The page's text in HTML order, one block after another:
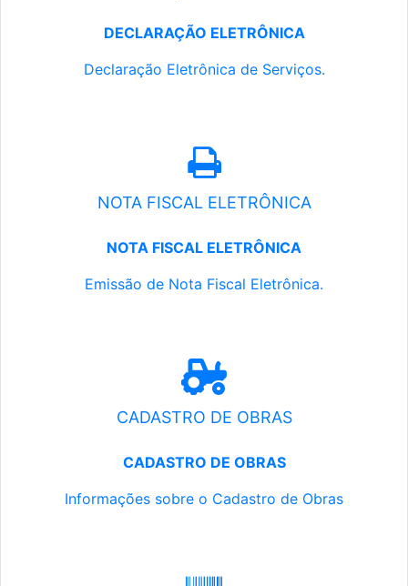
DECLARAÇÃO ELETRÔNICA
Declaração Eletrônica de Serviços.
NOTA FISCAL ELETRÔNICA
NOTA FISCAL ELETRÔNICA
Emissão de Nota Fiscal Eletrônica.
CADASTRO DE OBRAS
CADASTRO DE OBRAS
Informações sobre o Cadastro de Obras